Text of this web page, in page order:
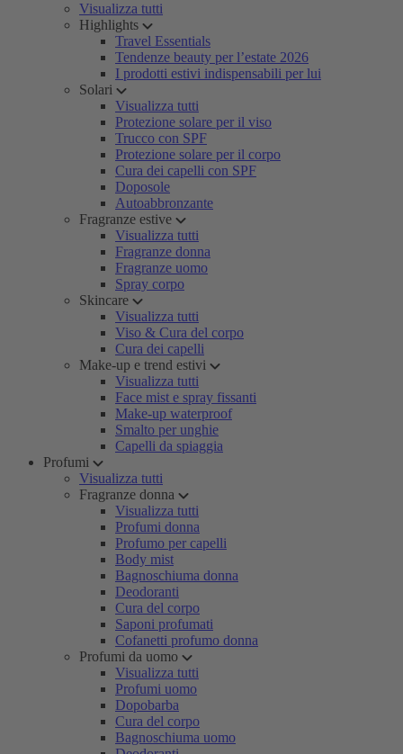
Visualizza tutti
Highlights
Travel Essentials
Tendenze beauty per l’estate 2026
I prodotti estivi indispensabili per lui
Solari
Visualizza tutti
Protezione solare per il viso
Trucco con SPF
Protezione solare per il corpo
Cura dei capelli con SPF
Doposole
Autoabbronzante
Fragranze estive
Visualizza tutti
Fragranze donna
Fragranze uomo
Spray corpo
Skincare
Visualizza tutti
Viso & Cura del corpo
Cura dei capelli
Make-up e trend estivi
Visualizza tutti
Face mist e spray fissanti
Make-up waterproof
Smalto per unghie
Capelli da spiaggia
Profumi
Visualizza tutti
Fragranze donna
Visualizza tutti
Profumi donna
Profumo per capelli
Body mist
Bagnoschiuma donna
Deodoranti
Cura del corpo
Saponi profumati
Cofanetti profumo donna
Profumi da uomo
Visualizza tutti
Profumi uomo
Dopobarba
Cura del corpo
Bagnoschiuma uomo